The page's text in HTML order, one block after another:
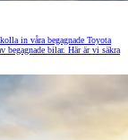
in våra begagnade Toyota
begagnade bilar. Här är vi säkra